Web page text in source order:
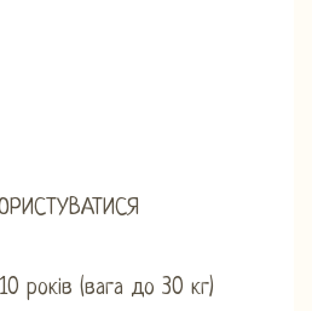
років (вага до 30 кг)